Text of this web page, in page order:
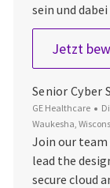
sein und
Jetzt
Senior Cyber
GE Healthcare
Waukesha,
Join our team
lead the
secure cloud